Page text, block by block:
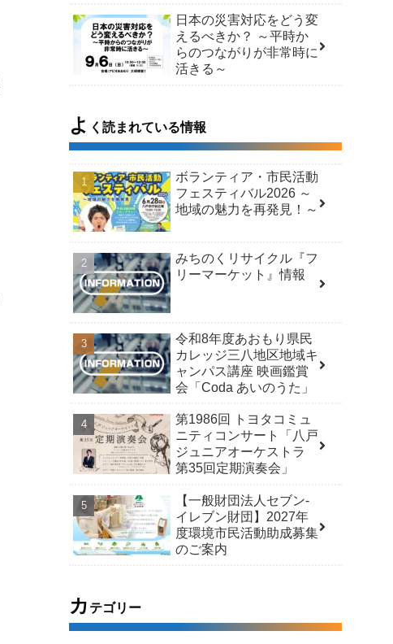
日本の災害対応をどう変
えるべきか？ ～平時か
らのつながりが非常時に
活きる～
よ く読まれている情報
ボランティア・市民活動
フェスティバル2026 ～
地域の魅力を再発見！～
みちのくリサイクル『フ
リーマーケット』情報
令和8年度あおもり県民
カレッジ三八地区地域キ
ャンパス講座 映画鑑賞
会「Coda あいのうた」
第1986回 トヨタコミュ
ニティコンサート「八戸
ジュニアオーケストラ
第35回定期演奏会」
【一般財団法人セブン-
イレブン財団】2027年
度環境市民活動助成募集
のご案内
カ テゴリー